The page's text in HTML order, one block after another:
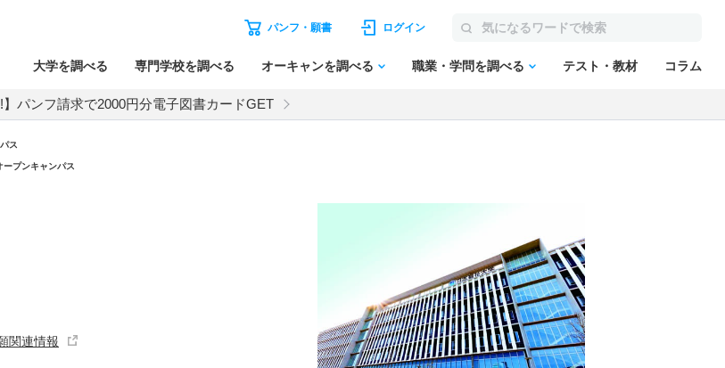
パンフ・願書 ログイン
大学を調べる 専門学校を調べる オーキャンを調べる 職業・学問を調べる テスト・教材 コラム
!】パンフ請求で2000円分電子図書カードGET
ス
ープンキャンパス
関連情報